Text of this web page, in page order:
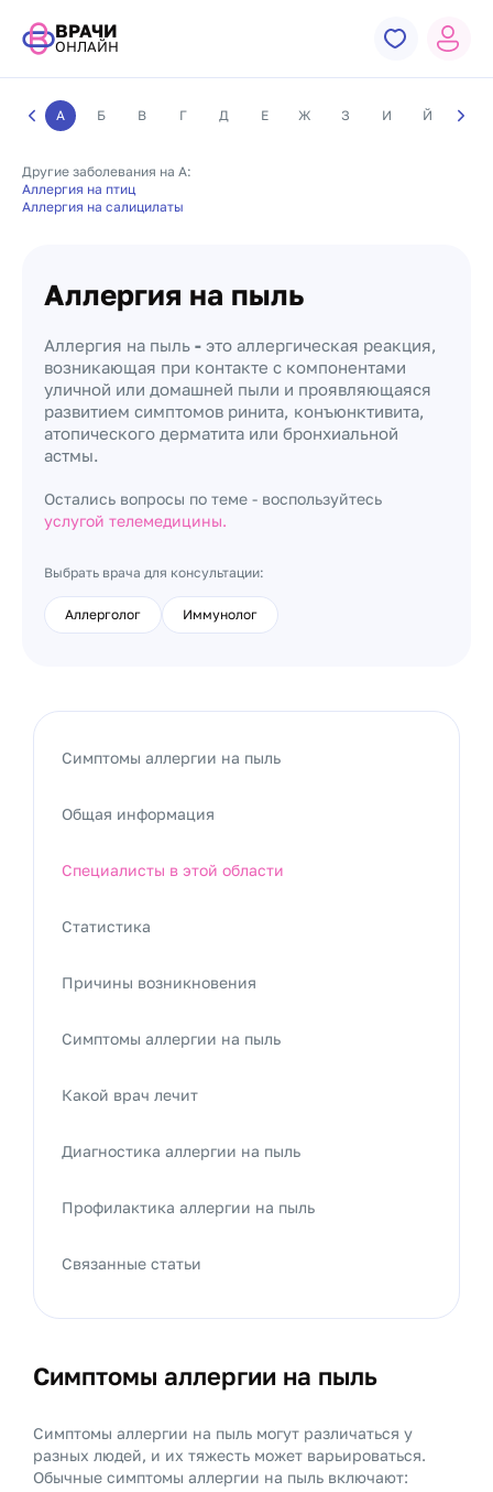
ВРАЧИ
ОНЛАЙН
А Б В Г Д Е Ж З И Й К
Другие заболевания на А:
Аллергия на птиц
Аллергия на салицилаты
Аллергия на пыль
Аллергия на пыль - это аллергическая реакция,
возникающая при контакте с компонентами
уличной или домашней пыли и проявляющаяся
развитием симптомов ринита, конъюнктивита,
атопического дерматита или бронхиальной
астмы.
Остались вопросы по теме - воспользуйтесь
услугой телемедицины.
Выбрать врача для консультации:
Аллерголог Иммунолог
Симптомы аллергии на пыль
Симптомы аллергии на пыль могут различаться у
разных людей, и их тяжесть может варьироваться.
Обычные симптомы аллергии на пыль включают:
Симптомы аллергии на пыль
Общая информация
Специалисты в этой области
Статистика
Причины возникновения
Симптомы аллергии на пыль
Какой врач лечит
Диагностика аллергии на пыль
Профилактика аллергии на пыль
Связанные статьи